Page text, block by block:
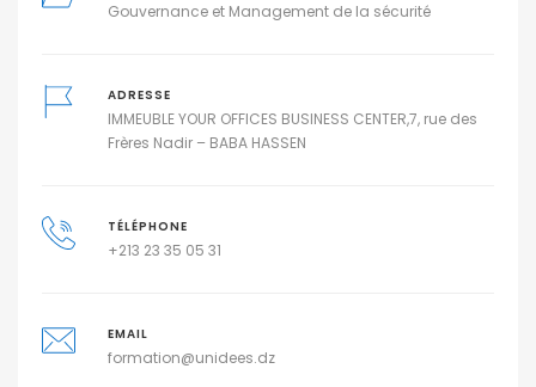
Gouvernance et Management de la sécurité
ADRESSE
IMMEUBLE YOUR OFFICES BUSINESS CENTER,7, rue des
Frères Nadir – BABA HASSEN
TÉLÉPHONE
+213 23 35 05 31
EMAIL
formation@unidees.dz